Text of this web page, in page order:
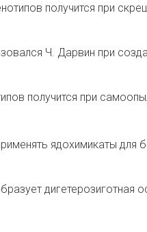
получится при
Ч. Дарвин при
получится при
ядохимикаты для
дигетерозиготная